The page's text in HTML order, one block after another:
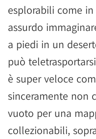
esplorabili come in
assurdo
a piedi in un
può
è super veloce
sinceramente non
vuoto per una
collezionabili,